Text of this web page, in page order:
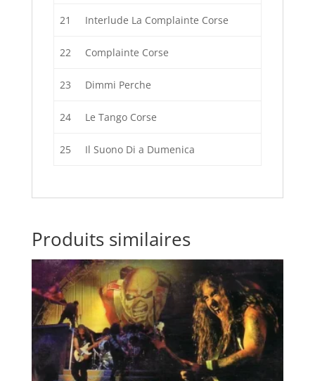
21 Interlude La Complainte Corse
22 Complainte Corse
23 Dimmi Perche
24 Le Tango Corse
25 Il Suono Di a Dumenica
Produits similaires